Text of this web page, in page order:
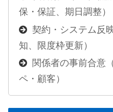
保・保証、期日調整）
契約・システム反
知、限度枠更新）
関係者の事前合意
ペ・顧客）